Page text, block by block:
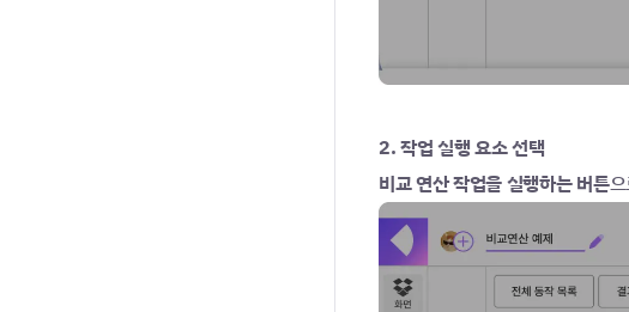
2. 작업 실행 요소 선택
비교 연산 작업을 실행하는 버튼